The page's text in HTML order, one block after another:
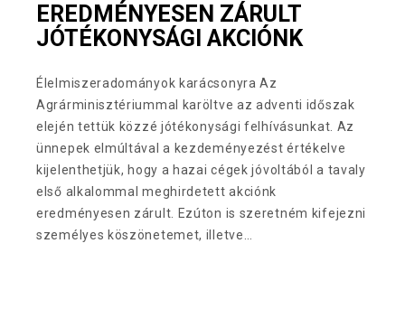
EREDMÉNYESEN ZÁRULT
JÓTÉKONYSÁGI AKCIÓNK
Élelmiszeradományok karácsonyra Az
Agrárminisztériummal karöltve az adventi időszak
elején tettük közzé jótékonysági felhívásunkat. Az
ünnepek elmúltával a kezdeményezést értékelve
kijelenthetjük, hogy a hazai cégek jóvoltából a tavaly
első alkalommal meghirdetett akciónk
eredményesen zárult. Ezúton is szeretném kifejezni
személyes köszönetemet, illetve…